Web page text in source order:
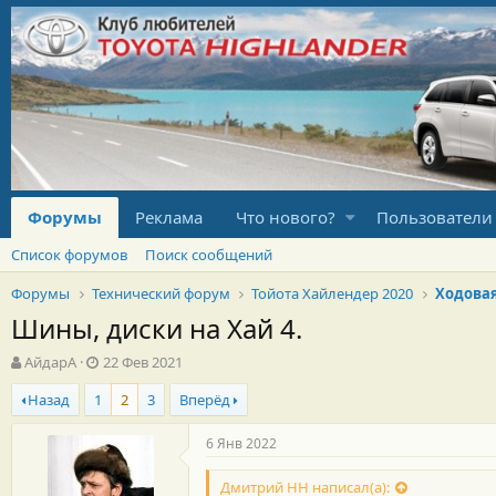
Форумы Реклама Что нового? Пользователи
Список форумов
Поиск сообщений
Форумы
Технический форум Тойота Хайлендер 2020
Шины, диски на Хай 4.
А
в
т
о
АйдарА
Д
а
а
н
а
ч
22 Фев 2021
Назад
1 2 3 Вперёд
6 Янв 2022
Дмитрий НН написал(а):